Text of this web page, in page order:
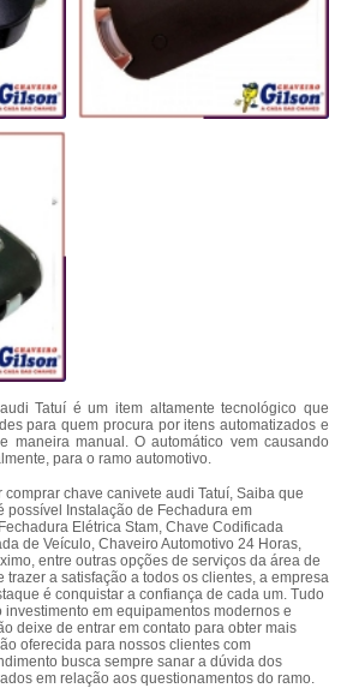
Tatuí é um item altamente tecnológico que
para quem procura por itens automatizados e
maneira manual. O automático vem causando
para o ramo automotivo.
chave canivete audi Tatuí, Saiba que
possível Instalação de Fechadura em
Elétrica Stam, Chave Codificada
de Veículo, Chaveiro Automotivo 24 Horas,
entre outras opções de serviços da área de
trazer a satisfação a todos os clientes, a empresa
é conquistar a confiança de cada um. Tudo
em equipamentos modernos e
deixe de entrar em contato para obter mais
oferecida para nossos clientes com
busca sempre sanar a dúvida dos
em relação aos questionamentos do ramo.